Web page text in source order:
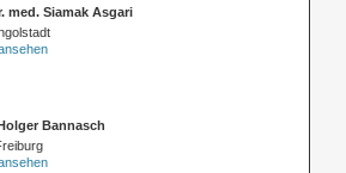
med. Siamak Asgari
Bannasch